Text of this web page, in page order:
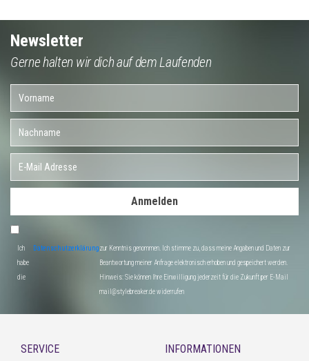
Newsletter
Gerne halten wir dich auf dem Laufenden
Anmelden
Ich
habe
die
Datenschutzerklärungzur Kenntnis genommen. Ich stimme zu, dass meine Angaben und Daten zur
Beantwortung meiner Anfrage elektronisch erhoben und gespeichert werden.
Hinweis: Sie können Ihre Einwilligung jederzeit für die Zukunft per E-Mail
mail@stylebreaker.de widerrufen
SERVICE INFORMATIONEN